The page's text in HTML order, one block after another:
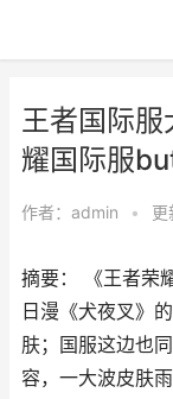
王者国际服
耀国际服
作者： admin •
摘要： 《王者荣
日漫《犬夜叉》
肤；国服这边也
容，一大波皮肤